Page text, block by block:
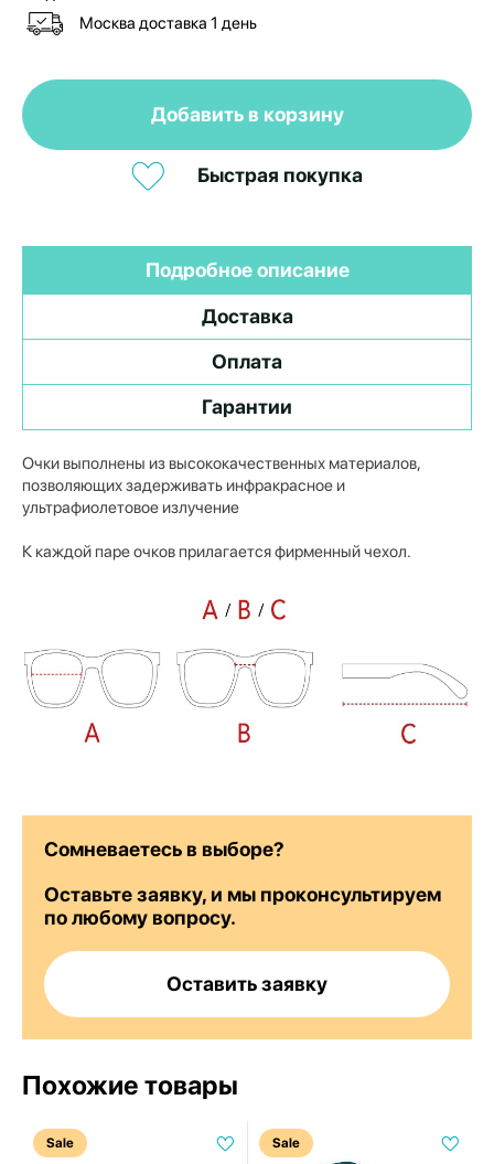
Москва доставка 1 день
Добавить в корзину
Быстрая покупка
Подробное описание
Доставка
Оплата
Гарантии
Очки выполнены из высококачественных материалов,
позволяющих задерживать инфракрасное и
ультрафиолетовое излучение
К каждой паре очков прилагается фирменный чехол.
Сомневаетесь в выборе?
Оставьте заявку, и мы проконсультируем
по любому вопросу.
Оставить заявку
Похожие товары
Sale Sale